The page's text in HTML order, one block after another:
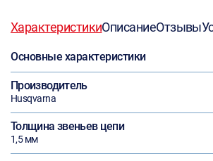
ХарактеристикиОписаниеОтзывы
Основные характеристики
Производитель
Husqvarna
Толщина звеньев цепи
1,5 мм